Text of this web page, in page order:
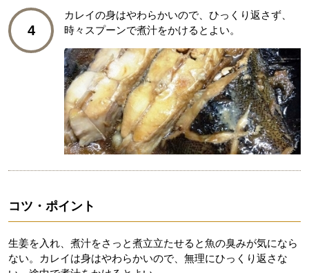
4
カレイの身はやわらかいので、ひっくり返さず、
時々スプーンで煮汁をかけるとよい。
コツ・ポイント
生姜を入れ、煮汁をさっと煮立立たせると魚の臭みが気になら
ない。カレイは身はやわらかいので、無理にひっくり返さな